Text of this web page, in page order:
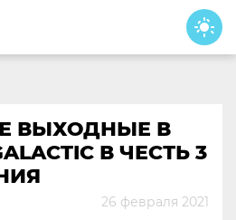
ВЫХОДНЫЕ В
В ЧЕСТЬ 3
26 февраля 2021